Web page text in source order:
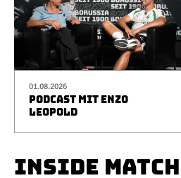
01.08.2026
PODCAST MIT ENZO
LEOPOLD
INSIDE